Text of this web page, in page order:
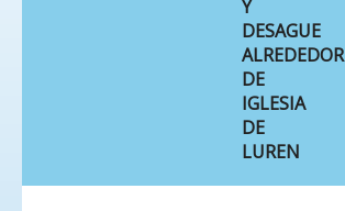
Y
DESAGUE
ALREDEDOR
DE
IGLESIA
DE
LUREN